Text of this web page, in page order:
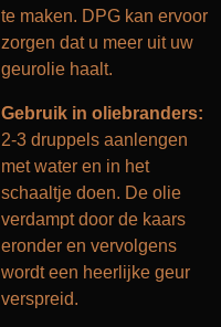
te maken. DPG kan ervoor
zorgen dat u meer uit uw
geurolie haalt.
Gebruik in oliebranders:
2-3 druppels aanlengen
met water en in het
schaaltje doen. De olie
verdampt door de kaars
eronder en vervolgens
wordt een heerlijke geur
verspreid.